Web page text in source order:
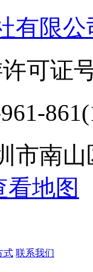
有限
可证
市南
看地图
式 联系我们